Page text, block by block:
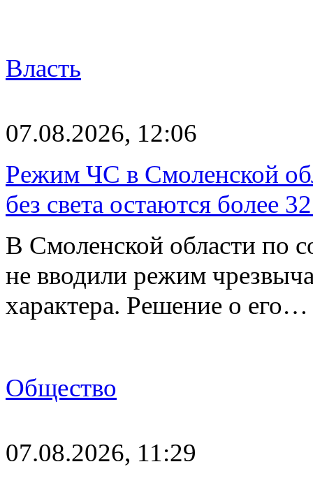
Власть
07.08.2026, 12:06
Режим ЧС в Смоленской
без света остаются более
В Смоленской области по
не вводили режим
характера. Решение о его…
Общество
07.08.2026, 11:29